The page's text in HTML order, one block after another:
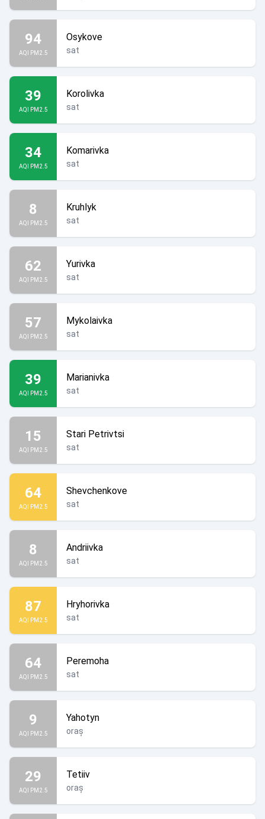
94
AQI PM2.5
Osykove
sat
39
AQI PM2.5
Korolivka
sat
34
AQI PM2.5
Komarivka
sat
8
AQI PM2.5
Kruhlyk
sat
62
AQI PM2.5
Yurivka
sat
57
AQI PM2.5
Mykolaivka
sat
39
AQI PM2.5
Marianivka
sat
15
AQI PM2.5
Stari Petrivtsi
sat
64
AQI PM2.5
Shevchenkove
sat
8
AQI PM2.5
Andriivka
sat
87
AQI PM2.5
Hryhorivka
sat
64
AQI PM2.5
Peremoha
sat
9
AQI PM2.5
Yahotyn
oraș
29
AQI PM2.5
Tetiiv
oraș